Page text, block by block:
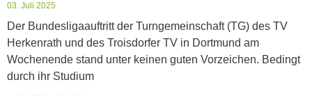
03. Juli 2025
Der Bundesligaauftritt der Turngemeinschaft (TG) des TV
Herkenrath und des Troisdorfer TV in Dortmund am
Wochenende stand unter keinen guten Vorzeichen. Bedingt
durch ihr Studium